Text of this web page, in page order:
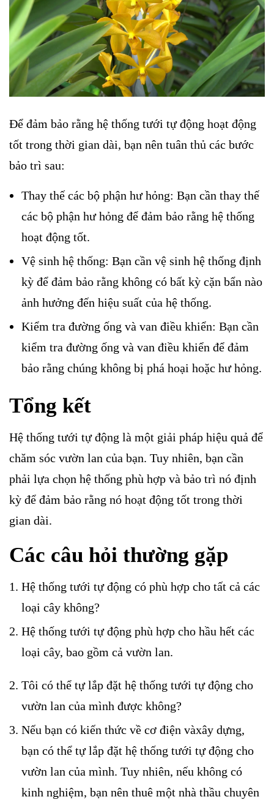
Để đảm bảo rằng hệ thống tưới tự động hoạt động
tốt trong thời gian dài, bạn nên tuân thủ các bước
bảo trì sau:
Thay thế các bộ phận hư hỏng: Bạn cần thay thế
các bộ phận hư hỏng để đảm bảo rằng hệ thống
hoạt động tốt.
Vệ sinh hệ thống: Bạn cần vệ sinh hệ thống định
kỳ để đảm bảo rằng không có bất kỳ cặn bẩn nào
ảnh hưởng đến hiệu suất của hệ thống.
Kiểm tra đường ống và van điều khiển: Bạn cần
kiểm tra đường ống và van điều khiển để đảm
bảo rằng chúng không bị phá hoại hoặc hư hỏng.
Tổng kết
Hệ thống tưới tự động là một giải pháp hiệu quả để
chăm sóc vườn lan của bạn. Tuy nhiên, bạn cần
phải lựa chọn hệ thống phù hợp và bảo trì nó định
kỳ để đảm bảo rằng nó hoạt động tốt trong thời
gian dài.
Các câu hỏi thường gặp
Hệ thống tưới tự động có phù hợp cho tất cả các
loại cây không?
Hệ thống tưới tự động phù hợp cho hầu hết các
loại cây, bao gồm cả vườn lan.
Tôi có thể tự lắp đặt hệ thống tưới tự động cho
vườn lan của mình được không?
Nếu bạn có kiến thức về cơ điện vàxây dựng,
bạn có thể tự lắp đặt hệ thống tưới tự động cho
vườn lan của mình. Tuy nhiên, nếu không có
kinh nghiệm, bạn nên thuê một nhà thầu chuyên